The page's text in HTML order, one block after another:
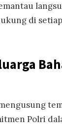
di
Polri